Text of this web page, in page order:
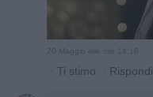
20 Maggio alle ore 14:16
· Ti stimo · Rispondi